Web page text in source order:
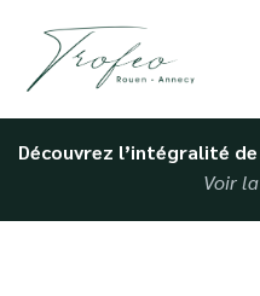
Découvrez l’intégralité
Voir